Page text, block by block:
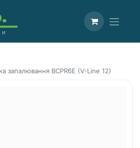
запалювання BCPR6E (V-Line 12)